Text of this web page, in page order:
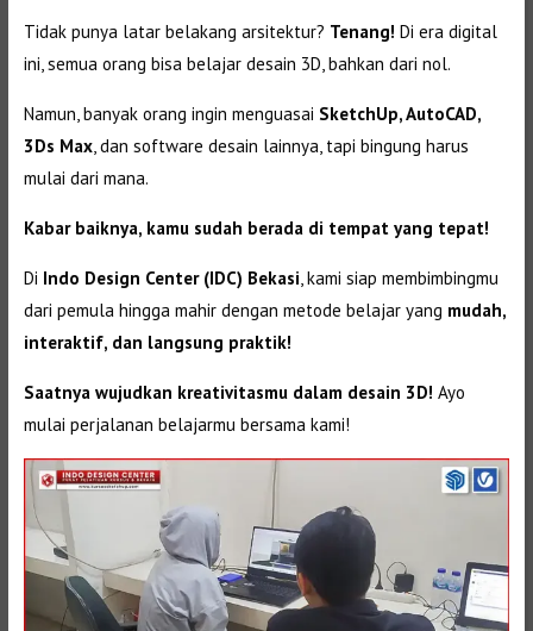
Tidak punya latar belakang arsitektur? Tenang! Di era digital
ini, semua orang bisa belajar desain 3D, bahkan dari nol.
Namun, banyak orang ingin menguasai SketchUp, AutoCAD,
3Ds Max, dan software desain lainnya, tapi bingung harus
mulai dari mana.
Kabar baiknya, kamu sudah berada di tempat yang tepat!
Di Indo Design Center (IDC) Bekasi , kami siap membimbingmu
dari pemula hingga mahir dengan metode belajar yang mudah,
interaktif, dan langsung praktik!
Saatnya wujudkan kreativitasmu dalam desain 3D! Ayo
mulai perjalanan belajarmu bersama kami!